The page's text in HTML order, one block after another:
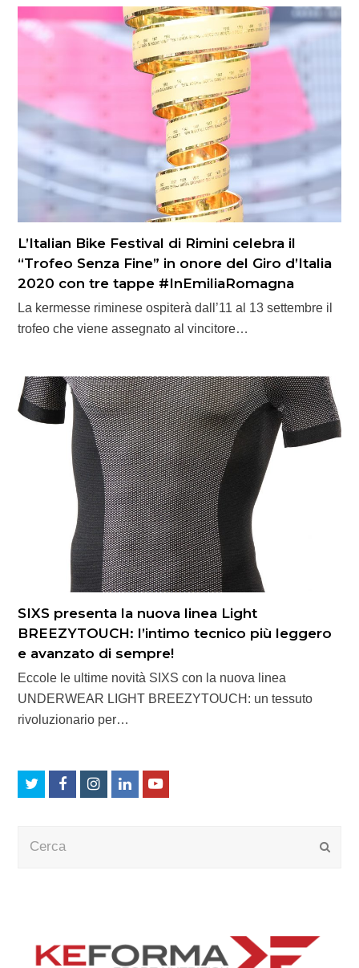
L’Italian Bike Festival di Rimini celebra il
“Trofeo Senza Fine” in onore del Giro d’Italia
2020 con tre tappe #InEmiliaRomagna
La kermesse riminese ospiterà dall’11 al 13 settembre il
trofeo che viene assegnato al vincitore…
SIXS presenta la nuova linea Light
BREEZYTOUCH: l’intimo tecnico più leggero
e avanzato di sempre!
Eccole le ultime novità SIXS con la nuova linea
UNDERWEAR LIGHT BREEZYTOUCH: un tessuto
rivoluzionario per…
TwitterFacebookInstagram
LinkedInYoutube